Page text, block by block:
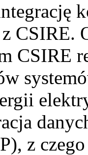
CSIRE.
CSIRE
z